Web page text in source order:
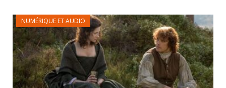
NUMÉRIQUE ET AUDIO